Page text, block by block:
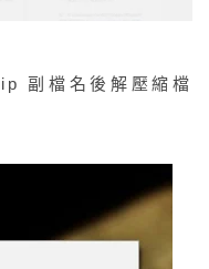
副檔名後解壓縮檔